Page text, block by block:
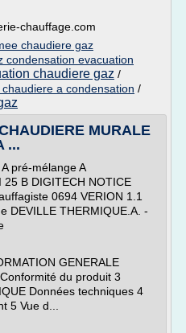
chauffage.com
chaudiere gaz
condensation evacuation
chaudiere gaz /
a condensation /
MURALE
...
pré-mélange A
B DIGITECH NOTICE
0694 VERION 1.1
DEVILLE THERMIQUE.A. -
GENERALE
du produit 3
Données techniques 4
5 Vue d...